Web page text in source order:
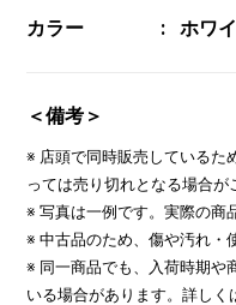
カラー ホワ
＜備考＞
※ 店頭で同時販売しているた
っては売り切れとなる場合が
※ 写真は一例です。実際の商
※ 中古品のため、傷や汚れ・
※ 同一商品でも、入荷時期や
いる場合があります。詳しく